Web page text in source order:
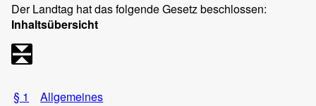
Der Landtag hat das folgende Gesetz beschlossen:
Inhaltsübersicht
§ 1
Allgemeines